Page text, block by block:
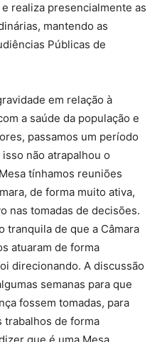
realiza presencialmente as
mantendo as
Públicas de
em relação à
a saúde da população e
passamos um período
não atrapalhou o
tínhamos reuniões
de forma muito ativa,
nas tomadas de decisões.
tranquila de que a Câmara
atuaram de forma
direcionando. A discussão
semanas para que
fossem tomadas, para
trabalhos de forma